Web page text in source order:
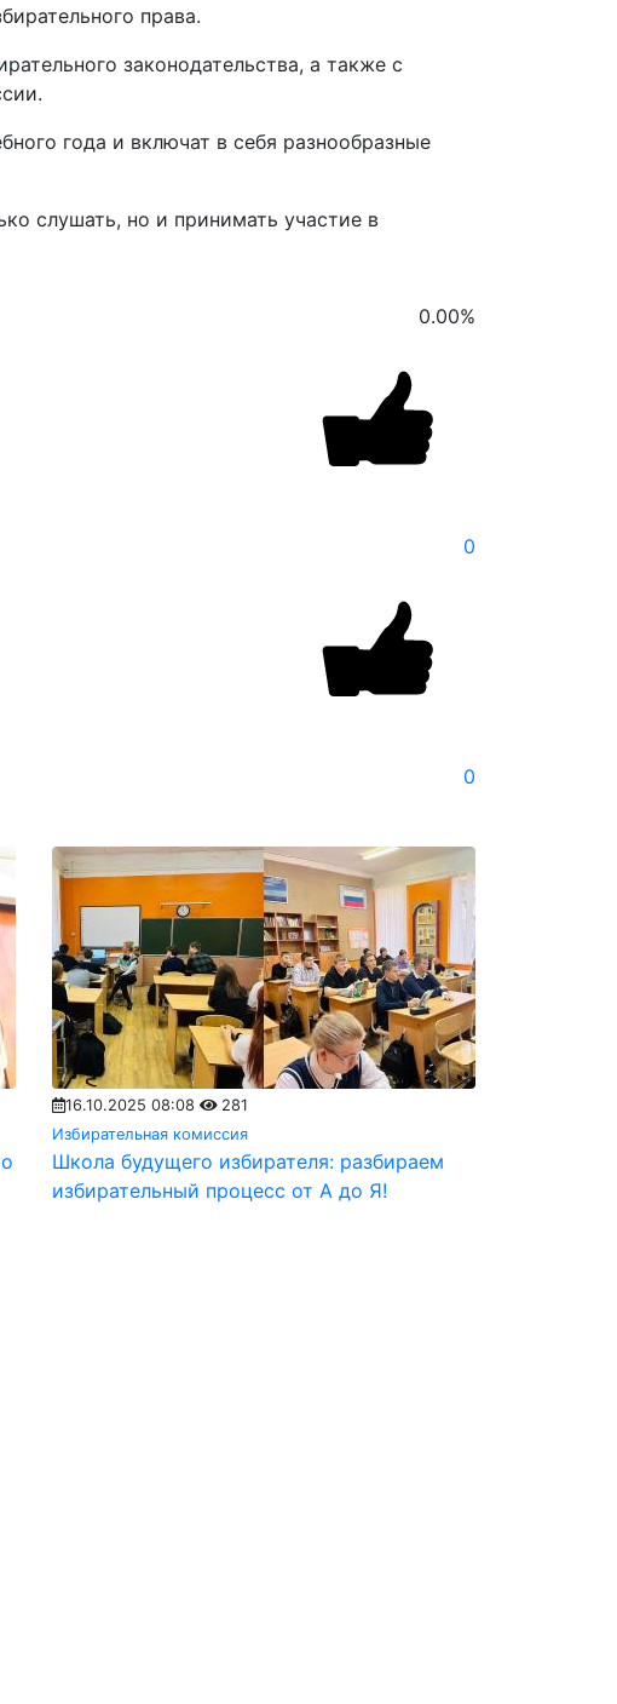
права.
законодательства, а также с
года и включат в себя разнообразные
слушать, но и принимать участие в
0.00%
0
0
16.10.2025 08:08
281
Избирательная комиссия
Школа будущего избирателя: разбираем
избирательный процесс от А до Я!